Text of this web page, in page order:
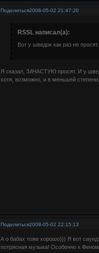
Поделиться2008-05-02 21:47:20
RSSL написал(а):
Вот у шведок как раз не просят.
Я сказал, ЗАЧАСТУЮ просят. И у
хотя, возможно, и в меньшей
Поделиться2008-05-02 22:15:13
А о бабах тоже хорошо))) Я вот
потрясная музыка! Особенно к